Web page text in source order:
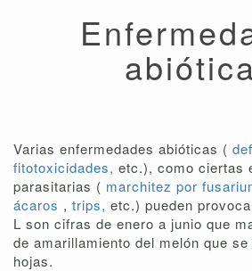
Varias enfermedades abióticas (
fitotoxicidades, etc.), como ciertas
parasitarias ( marchitez por
ácaros , trips, etc.) pueden
L son cifras de enero a junio que
de amarillamiento del melón que
hojas.